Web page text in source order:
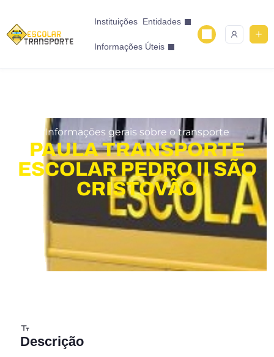
Instituições Entidades
Informações Úteis
Informações gerais sobre o transporte
PAULA TRANSPORTE
ESCOLAR PEDRO II SÃO
CRISTOVÃO
Descrição